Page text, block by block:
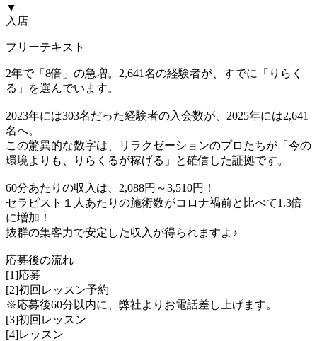
▼
入店
フリーテキスト
2年で「8倍」の急増。2,641名の経験者が、すでに「りらく
る」を選んでいます。
2023年には303名だった経験者の入会数が、2025年には2,641
名へ。
この驚異的な数字は、リラクゼーションのプロたちが「今の
環境よりも、りらくるが稼げる」と確信した証拠です。
60分あたりの収入は、2,088円～3,510円！
セラピスト１人あたりの施術数がコロナ禍前と比べて1.3倍
に増加！
抜群の集客力で安定した収入が得られますよ♪
応募後の流れ
[1]応募
[2]初回レッスン予約
※応募後60分以内に、弊社よりお電話差し上げます。
[3]初回レッスン
[4]レッスン